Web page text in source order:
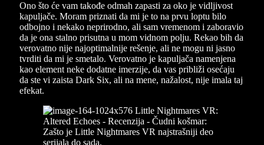
Ono što će vam takođe odmah zapasti za oko je vidljivost
kapuljače. Moram priznati da mi je to na prvu loptu bilo
odbojno i nekako neprirodno, ali sam vremenom i zaboravio
da je ona stalno prisutna u mom vidnom polju. Rekao bih da
verovatno nije najoptimalnije rešenje, ali ne mogu ni jasno
tvrditi da mi je smetalo. Verovatno je kapuljača namenjena
kao element neke dodatne imerzije, da vas približi osećaju
da ste vi zaista Dark Six, ali na mene, nažalost, nije imala taj
efekat.